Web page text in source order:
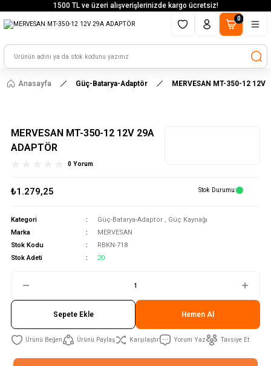
1500 TL ve üzeri alışverişlerinizde kargo ücretsiz!
0
Anasayfa Güç-Batarya-Adaptör MERVESAN MT-350-12 12V
MERVESAN MT-350-12 12V 29A
ADAPTÖR
0 Yorum
₺1.279,25 Stok Durumu
Kategori Güç-Batarya-Adaptör , Güç Kaynağı
Marka
MERVESAN
Stok Kodu
RBKN-718
Stok Adeti
20
Sepete Ekle Hemen Al
Ürünü Paylaş Karşılaştır Yorum Yaz Tavsiye Et